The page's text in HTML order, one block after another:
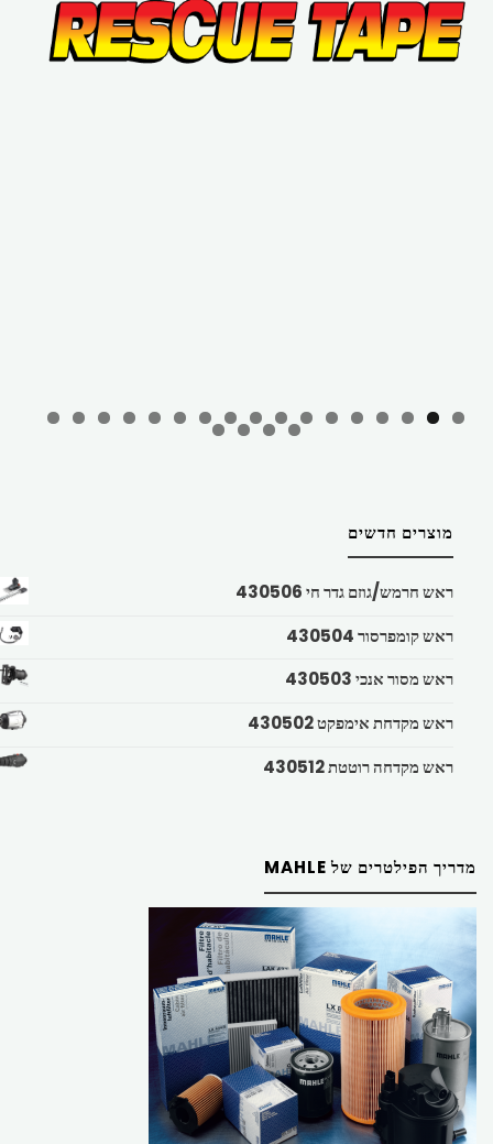
מוצרים חדשים
ראש חרמש/גוזם גדר חי 430506
ראש קומפרסור 430504
ראש מסור אנכי 430503
ראש מקדחת אימפקט 430502
ראש מקדחה רוטטת 430512
מדריך הפילטרים של MAHLE